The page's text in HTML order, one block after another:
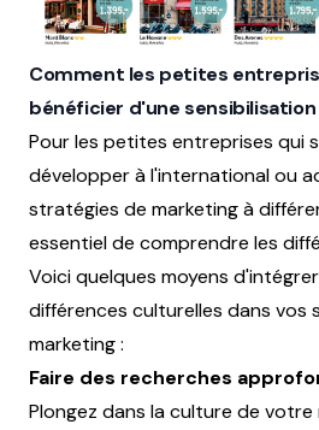
Comment les petites
bénéficier d'une sensibilisation
Pour les petites entreprises qui
développer à l'international ou
stratégies de marketing à
essentiel de comprendre les
Voici quelques moyens
différences culturelles dans vos
marketing :
Faire des recherches
Plongez dans la culture de votre